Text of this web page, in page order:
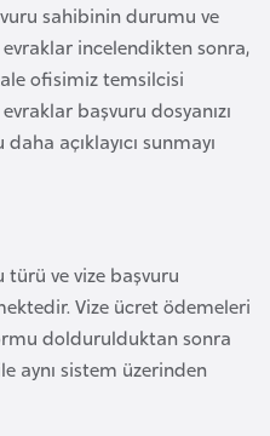
sahibinin durumu ve
evraklar incelendikten sonra,
ofisimiz temsilcisi
başvuru dosyanızı
açıklayıcı sunmayı
türü ve vize başvuru
Vize ücret ödemeleri
doldurulduktan sonra
aynı sistem üzerinden